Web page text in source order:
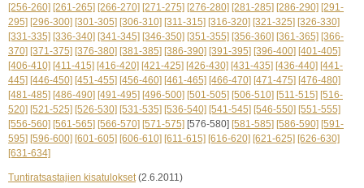
[256-260] [261-265] [266-270] [271-275] [276-280] [281-285] [286-290] [291-
295] [296-300] [301-305] [306-310] [311-315] [316-320] [321-325] [326-330]
[331-335] [336-340] [341-345] [346-350] [351-355] [356-360] [361-365] [366-
370] [371-375] [376-380] [381-385] [386-390] [391-395] [396-400] [401-405]
[406-410] [411-415] [416-420] [421-425] [426-430] [431-435] [436-440] [441-
445] [446-450] [451-455] [456-460] [461-465] [466-470] [471-475] [476-480]
[481-485] [486-490] [491-495] [496-500] [501-505] [506-510] [511-515] [516-
520] [521-525] [526-530] [531-535] [536-540] [541-545] [546-550] [551-555]
[556-560] [561-565] [566-570] [571-575] [576-580] [581-585] [586-590] [591-
595] [596-600] [601-605] [606-610] [611-615] [616-620] [621-625] [626-630]
[631-634]
Tuntiratsastajien kisatulokset (2.6.2011)